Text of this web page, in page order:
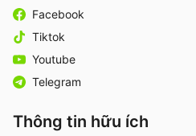
Facebook
Tiktok
Youtube
Telegram
Thông tin hữu ích